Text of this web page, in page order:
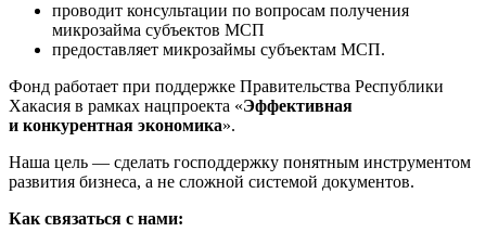
проводит консультации по вопросам получения
микрозайма субъектов МСП
предоставляет микрозаймы субъектам МСП.
Фонд работает при поддержке Правительства Республики
Хакасия в рамках нацпроекта «Эффективная
и конкурентная экономика».
Наша цель — сделать господдержку понятным инструментом
развития бизнеса, а не сложной системой документов.
Как связаться с нами: